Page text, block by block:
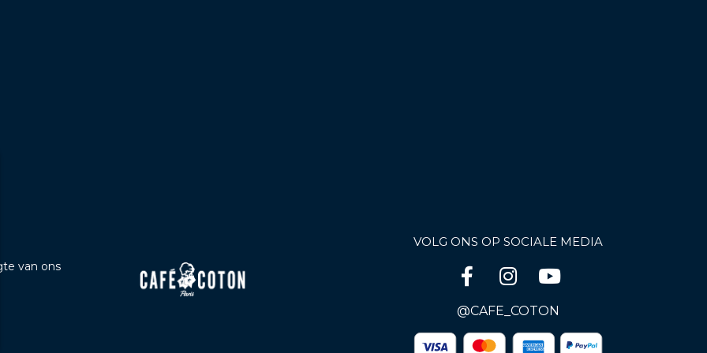
van ons
VOLG ONS OP SOCIALE MEDIA
@CAFE_COTON